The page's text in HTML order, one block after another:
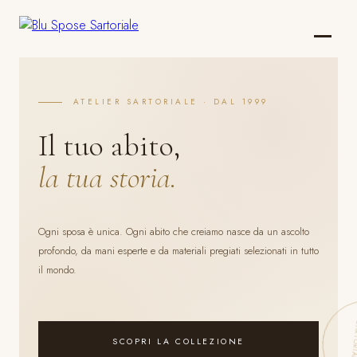
ATELIER SARTORIALE · DAL 1999
Il tuo abito,
la tua storia.
Ogni sposa è unica. Ogni abito che creiamo nasce da un ascolto
profondo, da mani esperte e da materiali pregiati selezionati in tutto
il mondo.
SCOPRI LA COLLEZIONE